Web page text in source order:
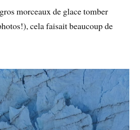
morceaux de glace tomber
cela faisait beaucoup de